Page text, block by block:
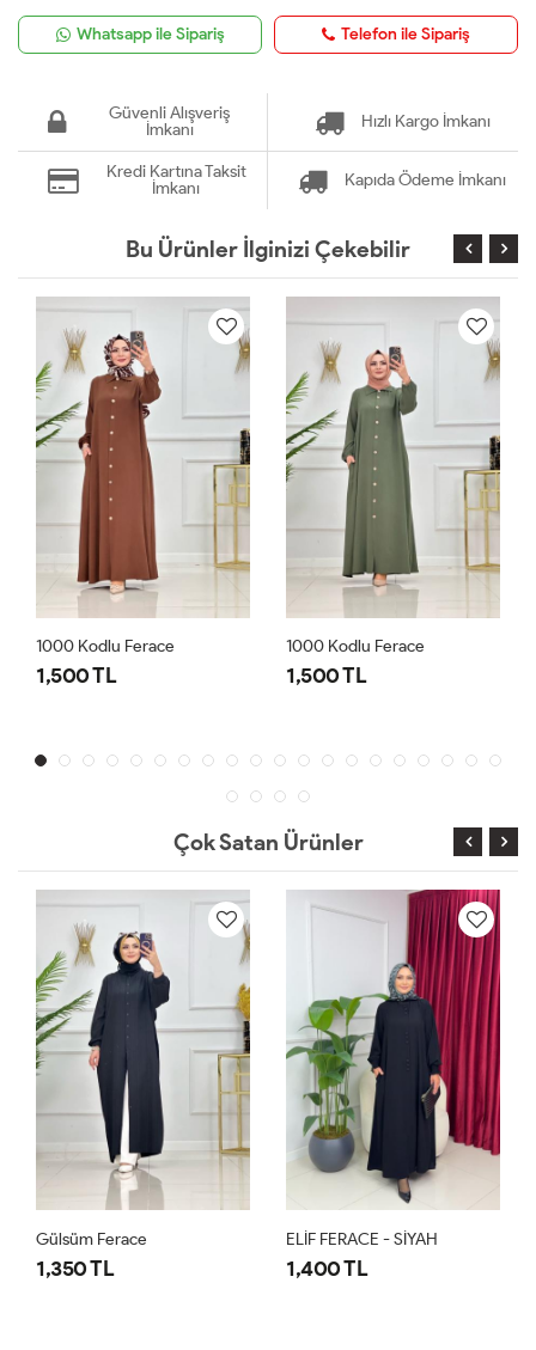
Whatsapp ile Sipariş Telefon ile Sipariş
Güvenli Alışveriş
İmkanı
Hızlı Kargo İmkanı
Kredi Kartına Taksit
İmkanı
Kapıda Ödeme İmkanı
Bu Ürünler İlginizi Çekebilir
1000 Kodlu Ferace
1,500 TL
1000 Kodlu Ferace
1,500 TL
Çok Satan Ürünler
Gülsüm Ferace
1,350 TL
ELİF FERACE - SİYAH
1,400 TL